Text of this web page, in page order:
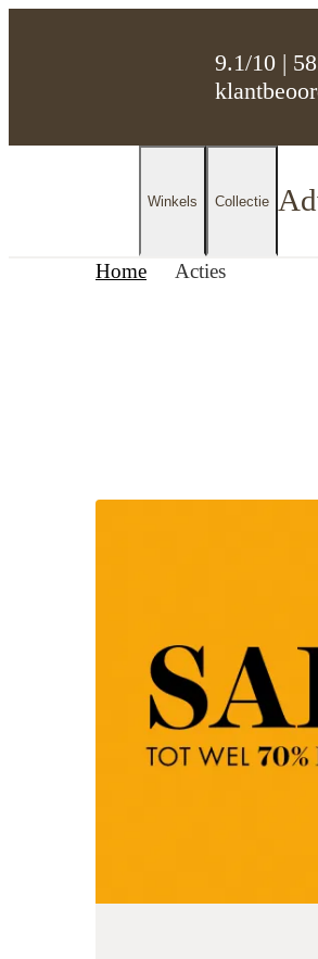
9.1/10 |
Winkels Collectie
Home Acties